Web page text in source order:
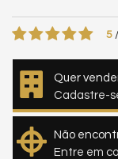
5 /
Quer
Cadastre-
Não
Entre em